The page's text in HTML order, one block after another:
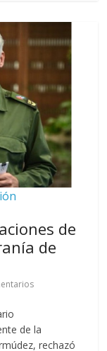
de
de
de la
rechazó